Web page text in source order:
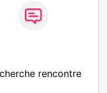
rencontre